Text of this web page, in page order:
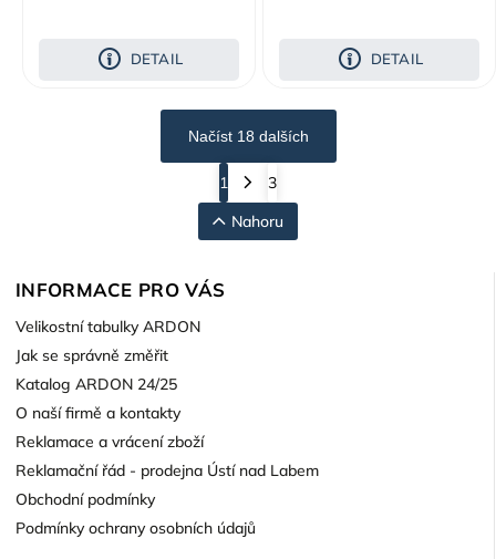
DETAIL DETAIL
Načíst 18 dalších
1
3
Nahoru
INFORMACE PRO VÁS
Velikostní tabulky ARDON
Jak se správně změřit
Katalog ARDON 24/25
O naší firmě a kontakty
Reklamace a vrácení zboží
Reklamační řád - prodejna Ústí nad Labem
Obchodní podmínky
Podmínky ochrany osobních údajů